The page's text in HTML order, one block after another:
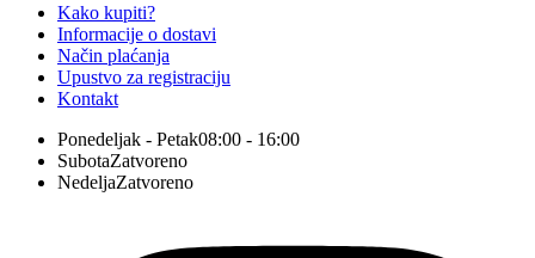
Kako kupiti?
Informacije o dostavi
Način plaćanja
Upustvo za registraciju
Kontakt
Ponedeljak - Petak08:00 - 16:00
SubotaZatvoreno
NedeljaZatvoreno